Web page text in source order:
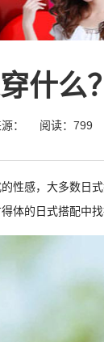
什么
： 阅读：799
性感，大多数日
体的日式搭配中找